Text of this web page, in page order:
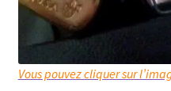
Vous pouvez cliquer sur